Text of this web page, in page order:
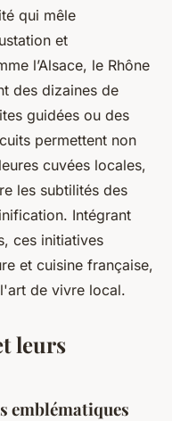
qui mêle
et
l’Alsace, le Rhône
des dizaines de
guidées ou des
permettent non
cuvées locales,
les subtilités des
Intégrant
ces initiatives
et cuisine française,
de vivre local.
leurs
emblématiques